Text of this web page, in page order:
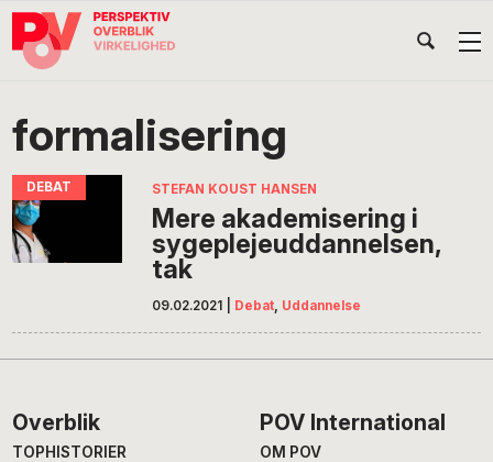
Gå
direkte
navigation
Skip
indhold
Gå
direkte
POV
International
formalisering
STEFAN KOUST HANSEN
Mere akademisering i
sygeplejeuddannelsen,
tak
09.02.2021 Debat, Uddannelse
Footer
Overblik
TOPHISTORIER
POV International
OM POV